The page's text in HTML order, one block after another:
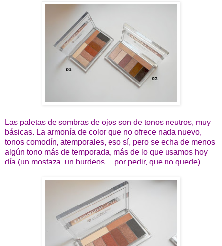
Las paletas de sombras de ojos son de tonos neutros, muy
básicas. La armonía de color que no ofrece nada nuevo,
tonos comodín, atemporales, eso sí, pero se echa de menos
algún tono más de temporada, más de lo que usamos hoy
día (un mostaza, un burdeos, ...por pedir, que no quede)